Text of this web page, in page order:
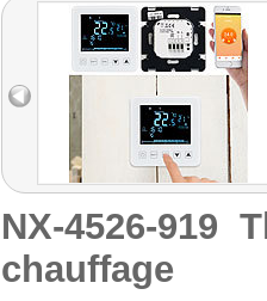
NX-4526-919
chauffage